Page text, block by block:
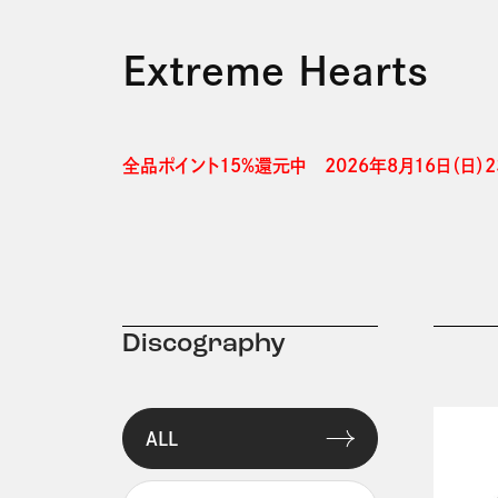
Extreme Hearts
全品ポイント15%還元中　2026年8月16日（日
Discography
ALL